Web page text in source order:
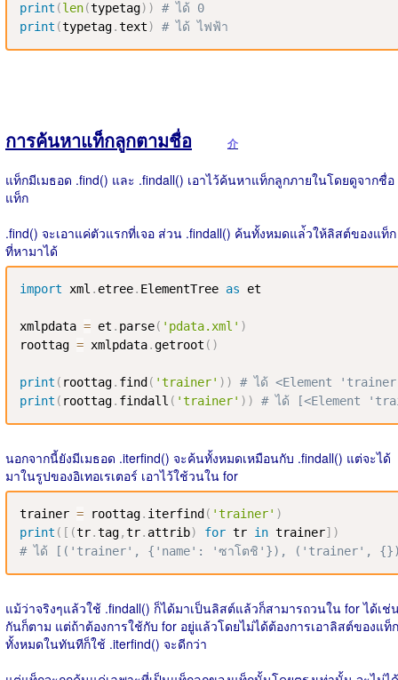
print (len(typetag) )
# ได้ 0
print (typetag.text) # ได้ ไฟฟ้า
การค้นหาแท็กลูกตามชื่อ 介
แท็กมีเมธอด .find() และ .findall() เอาไว้ค้นหาแท็กลูกภายในโดยดูจากชื่อ
แท็ก
.find() จะเอาแค่ตัวแรกที่เจอ ส่วน .findall() ค้นทั้งหมดแล่้วให้ลิสต์ของแท็ก
ที่หามาได้
import xml . etree. ElementTree as et
xmlpdata = et . parse( 'pdata.xml' )
roottag = xmlpdata.getroot ( )
print ( roottag. find ( 'trainer' ) )
# ได้ <Element
print ( roottag. findall ( 'trainer' ) ) # ได้ [<Element
นอกจากนี้ยังมีเมธอด .iterfind() จะค้นทั้งหมดเหมือนกับ .findall() แต่จะได้
มาในรูปของอิเทอเรเตอร์ เอาไว้ใช้วนใน for
trainer = roottag. iterfind ( 'trainer' )
print ( [ (tr.tag,tr. attrib) for tr in trainer] )
# ได้ [('trainer', {'name': 'ซาโตชิ'}), ('trainer',
แม้ว่าจริงๆแล้วใช้ .findall() ก็ได้มาเป็นลิสต์แล้วก็สามารถวนใน for ได้เช่
กันก็ตาม แต่ถ้าต้องการใช้กับ for อยู่แล้วโดยไม่ได้ต้องการเอาลิสต์ของแท็ก
ทั้งหมดในทันทีก็ใช้ .iterfind() จะดีกว่า